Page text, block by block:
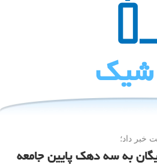
خبر داد؛
به سه دهک پایین جامعه